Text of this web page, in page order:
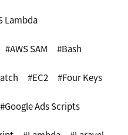
Lambda
AWS SAM Bash
EC2 Four Keys
Google Ads Scripts